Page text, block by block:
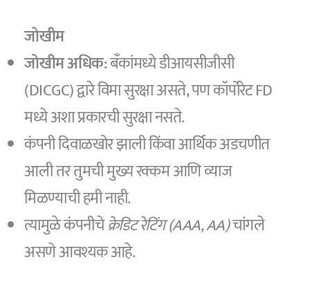
जोखीम
जोखीम अधिक:बँकांमध्ये डीआयसीजीसी
(DICGC) द्वारे विमा सुरक्षा असते, पण कॉर्पोरेट FD
मध्ये अशा प्रकारची सुरक्षा नसते.
कंपनी दिवाळखोर झाली किंवा आर्थिक अडचणीत
आली तर तुमची मुख्य रक्कम आणि व्याज
मिळण्याची हमी नाही.
त्यामुळे कंपनीचेक्रेडिट रेटिंग (AAA, AA)चांगले
असणे आवश्यक आहे.